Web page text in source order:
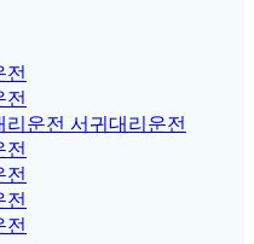
전
전
운전 서귀대리운전
전
전
전
전